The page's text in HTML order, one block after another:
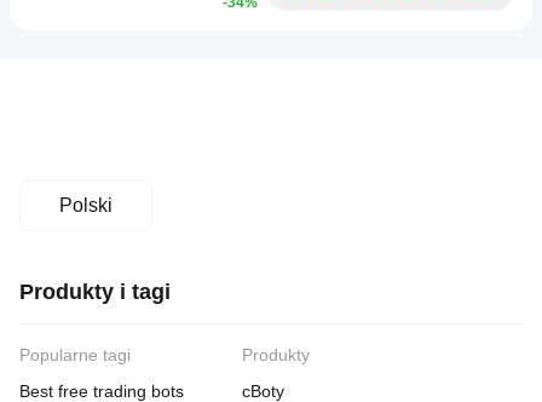
Polski
Produkty i tagi
Popularne tagi
Best free trading bots
Produkty
cBoty